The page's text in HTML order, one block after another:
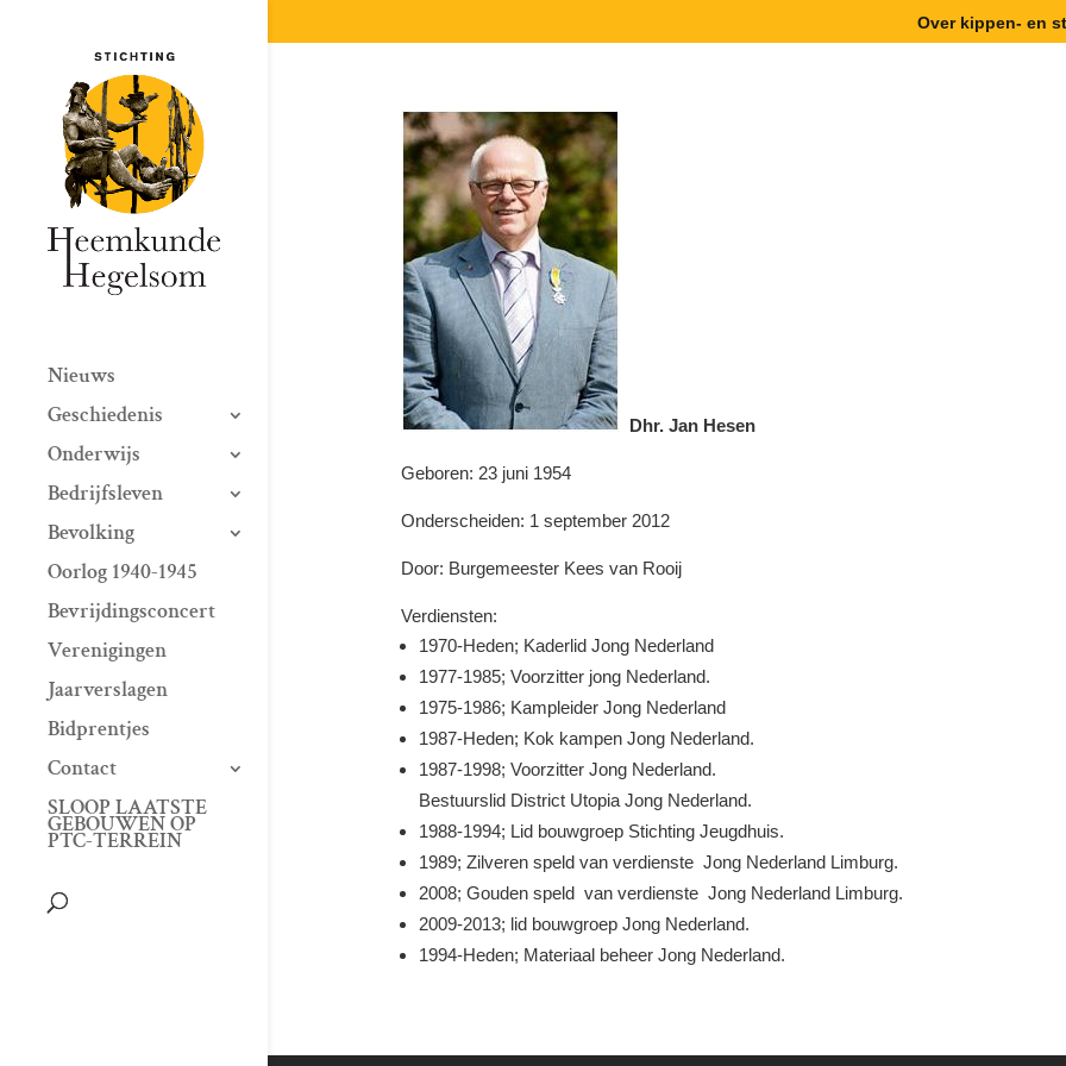
Over kippen- en
Nieuws
Geschiedenis
Onderwijs
Bedrijfsleven
Bevolking
Oorlog 1940-1945
Bevrijdingsconcert
Verenigingen
Jaarverslagen
Bidprentjes
Contact
SLOOP LAATSTE
GEBOUWEN OP
PTC-TERREIN
Dhr. Jan Hesen
Geboren: 23 juni 1954
Onderscheiden: 1 september 2012
Door: Burgemeester Kees van Rooij
Verdiensten:
1970-Heden; Kaderlid Jong Nederland
1977-1985; Voorzitter jong Nederland.
1975-1986; Kampleider Jong Nederland
1987-Heden; Kok kampen Jong Nederland.
1987-1998; Voorzitter Jong Nederland.
Bestuurslid District Utopia Jong Nederland.
1988-1994; Lid bouwgroep Stichting Jeugdhuis.
1989; Zilveren speld van verdienste Jong Nederland Limburg.
2008; Gouden speld van verdienste Jong Nederland Limburg.
2009-2013; lid bouwgroep Jong Nederland.
1994-Heden; Materiaal beheer Jong Nederland.